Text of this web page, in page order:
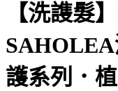
【洗謢髮
護系列．